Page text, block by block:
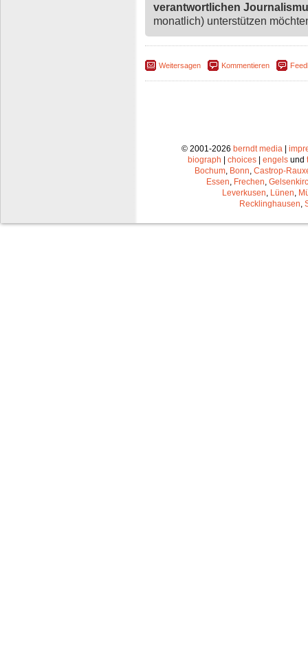
verantwortlichen
monatlich) unterstützen
Weitersagen Kommentieren
© 2001-2026 berndt media|
biograph | choices | engels und
Bochum, Bonn, Castrop-
Essen, Frechen,
Leverkusen, Lünen,
Recklinghausen,